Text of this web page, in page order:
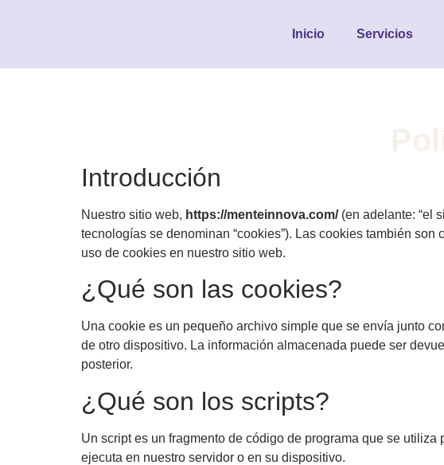
Inicio Servicios
Introducción
Nuestro sitio web, https://menteinnova.com/(en adelante: “el
tecnologías se denominan “cookies”). Las cookies también
uso de cookies en nuestro sitio web.
¿Qué son las cookies?
Una cookie es un pequeño archivo simple que se envía junto
de otro dispositivo. La información almacenada puede ser
posterior.
¿Qué son los scripts?
Un script es un fragmento de código de programa que se
ejecuta en nuestro servidor o en su dispositivo.